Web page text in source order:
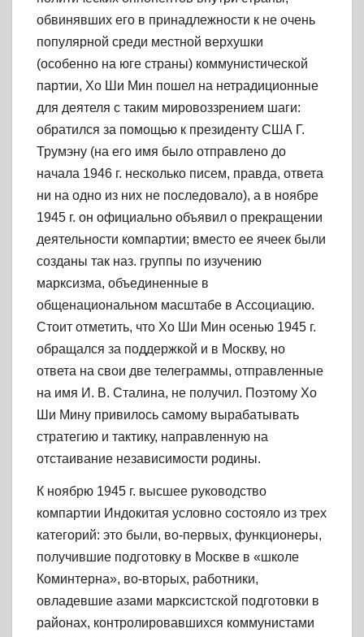
обвинявших его в принадлежности к не очень
популярной среди местной верхушки
(особенно на юге страны) коммунистической
партии, Хо Ши Мин пошел на нетрадиционные
для деятеля с таким мировоззрением шаги:
обратился за помощью к президенту США Г.
Трумэну (на его имя было отправлено до
начала 1946 г. несколько писем, правда, ответа
ни на одно из них не последовало), а в ноябре
1945 г. он официально объявил о прекращении
деятельности компартии; вместо ее ячеек были
созданы так наз. группы по изучению
марксизма, объединенные в
общенациональном масштабе в Ассоциацию.
Стоит отметить, что Хо Ши Мин осенью 1945 г.
обращался за поддержкой и в Москву, но
ответа на свои две телеграммы, отправленные
на имя И. В. Сталина, не получил. Поэтому Хо
Ши Мину привилось самому вырабатывать
стратегию и тактику, направленную на
отстаивание независимости родины.
К ноябрю 1945 г. высшее руководство
компартии Индокитая условно состояло из трех
категорий: это были, во-первых, функционеры,
получившие подготовку в Москве в «школе
Коминтерна», во-вторых, работники,
овладевшие азами марксистской подготовки в
районах, контролировавшихся коммунистами